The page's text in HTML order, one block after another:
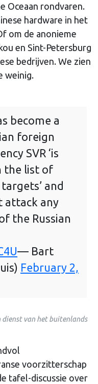
Oceaan rondvaren.
hardware in het
om de anonieme
en Sint-Petersburg
bedrijven. We zien
weinig.
become a
foreign
SVR ‘is
the list of
and
attack any
the Russian
— Bart
February 2,
dienst van het buitenlands
voorzitterschap
tafel-discussie over